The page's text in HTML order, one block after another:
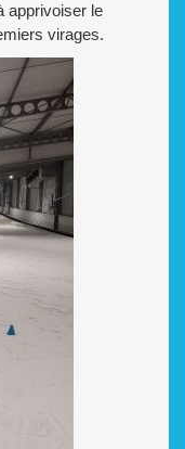
apprivoiser le
virages.